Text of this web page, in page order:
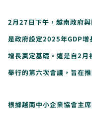
2月27日下午，越南政府
是政府設定2025年GDP增
增長奠定基礎。這是自2月
舉行的第六次會議，旨在
根據越南中小企業協會主